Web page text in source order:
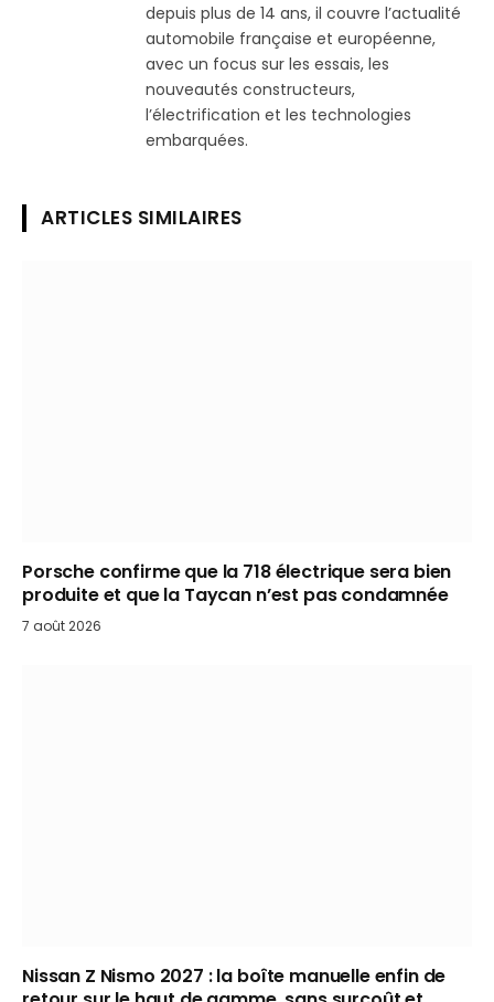
depuis plus de 14 ans, il couvre l’actualité
automobile française et européenne,
avec un focus sur les essais, les
nouveautés constructeurs,
l’électrification et les technologies
embarquées.
ARTICLES SIMILAIRES
Porsche confirme que la 718 électrique sera bien
produite et que la Taycan n’est pas condamnée
7 août 2026
Nissan Z Nismo 2027 : la boîte manuelle enfin de